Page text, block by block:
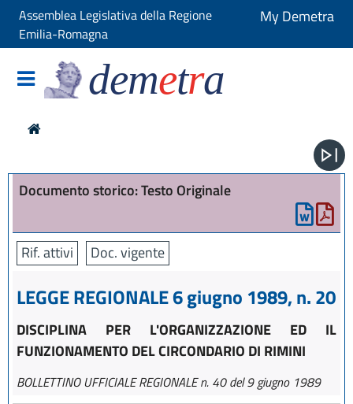
Assemblea Legislativa della Regione
Emilia-Romagna
My Demetra
demetra
Documento storico: Testo Originale
Rif. attivi Doc. vigente
LEGGE REGIONALE 6 giugno 1989, n. 20
DISCIPLINA PER L'ORGANIZZAZIONE ED IL
FUNZIONAMENTO DEL CIRCONDARIO DI RIMINI
BOLLETTINO UFFICIALE REGIONALE n. 40 del 9 giugno 1989